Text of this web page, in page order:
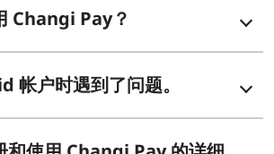
Changi Pay？
帐户时遇到了问题。